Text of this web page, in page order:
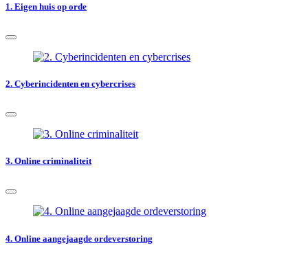
1. Eigen huis op orde
2. Cyberincidenten en cybercrises
3. Online criminaliteit
4. Online aangejaagde ordeverstoring